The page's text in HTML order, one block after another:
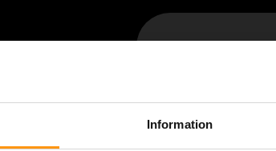
Information
Total
dialog
utförde och